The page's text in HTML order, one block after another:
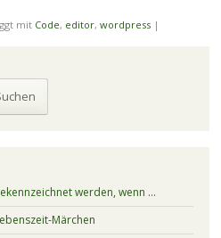
mit Code, editor, wordpress |
werden, wenn …
Märchen